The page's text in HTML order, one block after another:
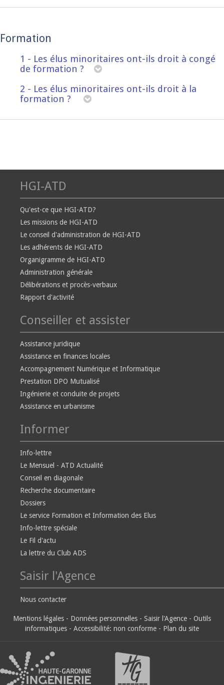
Formation
1 - Les élus minoritaires ont-ils droit à congé
de formation ?
2 - Les élus minoritaires ont-ils droit à la
formation ?
HGI-ATD
Qu'est-ce que HGI-ATD?
Les missions de HGI-ATD
Le conseil d'administration de HGI-ATD
Les adhérents de HGI-ATD
Organigramme de HGI-ATD
Administration générale
Délibérations et procès-verbaux
Rapport d'activité
Conseiller et assister
Assistance juridique
Assistance en finances locales
Accompagnement Numérique et Informatique
Prestation DPO Mutualisé
Ingénierie et conduite de projets
Assistance en urbanisme
Informer
Info-lettre
Le Mensuel - ATD Actualité
Conseil en diagonale
Recherche documentaire
Dossiers
Le service Formation et Information des Elus
Info-lettre spéciale
Le Fil d'actu
La lettre du Club ADS
Saisir l'Agence
Nous contacter
Mentions légales - Données personnelles - Saisir l'Agence - Outils
informatiques - Accessibilité: non conforme - Plan du site